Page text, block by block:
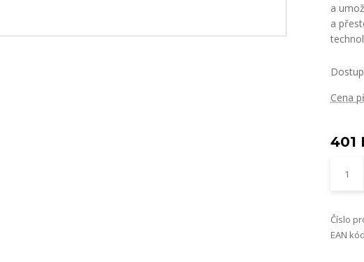
a
a
Cena
401
Číslo
EAN